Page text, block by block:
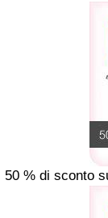
50 % di sconto